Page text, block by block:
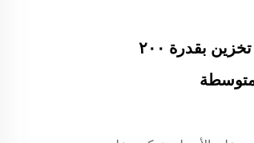
نظام شمسي تجاري مدمج مع تخزين بقدرة ٢٠٠